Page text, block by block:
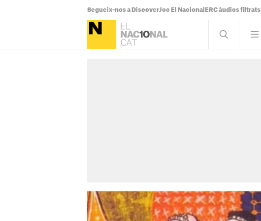
Segueix-nos a DiscoverJoc El Nacional ERC àudios filtrats